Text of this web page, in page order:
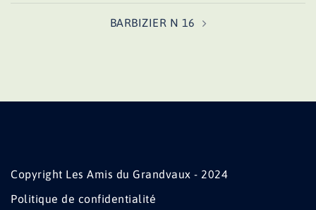
BARBIZIER N 16
Copyright Les Amis du Grandvaux - 2024
Politique de confidentialité